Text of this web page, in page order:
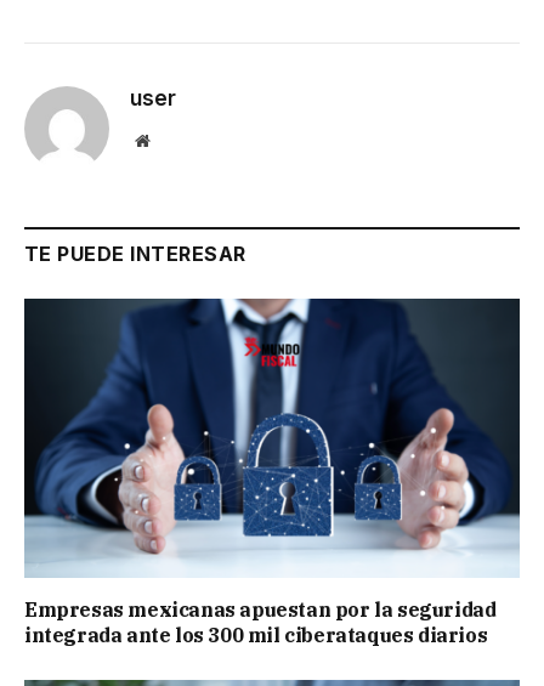
user
Website
TE PUEDE INTERESAR
Empresas mexicanas apuestan por la seguridad
integrada ante los 300 mil ciberataques diarios